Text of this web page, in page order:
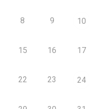
8 9 10
15 16 17
22 23 24